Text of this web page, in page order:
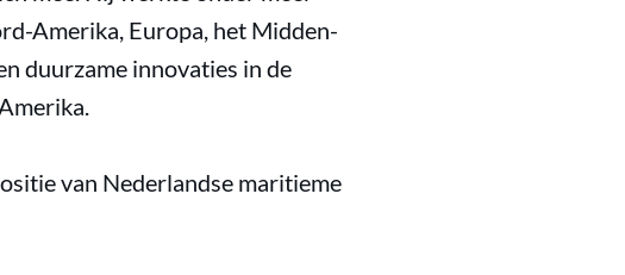
Amerika, Europa, het Midden-
duurzame innovaties in de
van Nederlandse maritieme